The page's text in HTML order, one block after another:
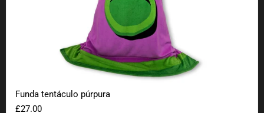
Funda tentáculo púrpura
£27.00